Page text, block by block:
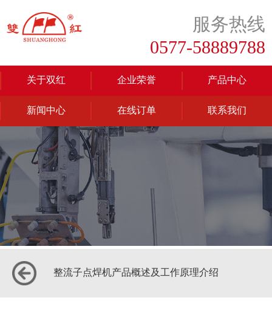
服务热线
0577-58889788
关于双红 企业荣誉 产品中心
新闻中心 在线订单 联系我们
整流子点焊机产品概述及工作原理介绍